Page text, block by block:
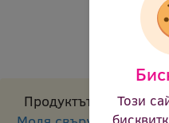
Марка:
ael
В
Продуктът е сТози